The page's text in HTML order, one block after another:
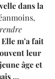
dans la
Elle m’a fait
leur
âge et
…